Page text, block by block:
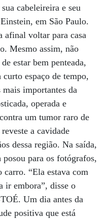
cabeleireira e seu
em São Paulo.
afinal voltar para casa
Mesmo assim, não
estar bem penteada,
espaço de tempo,
mais importantes da
operada e
um tumor raro de
a cavidade
dessa região. Na saída,
para os fotógrafos,
carro. “Ela estava com
ir embora”, disse o
Um dia antes da
positiva que está